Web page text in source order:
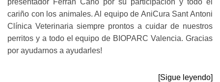
cariño con los animales. Al equipo de AniCura Sant Antoni
Clínica Veterinaria siempre prontos a cuidar de nuestros
perritos y a todo el equipo de BIOPARC Valencia. Gracias
por ayudarnos a ayudarles!
[Sigue leyendo]